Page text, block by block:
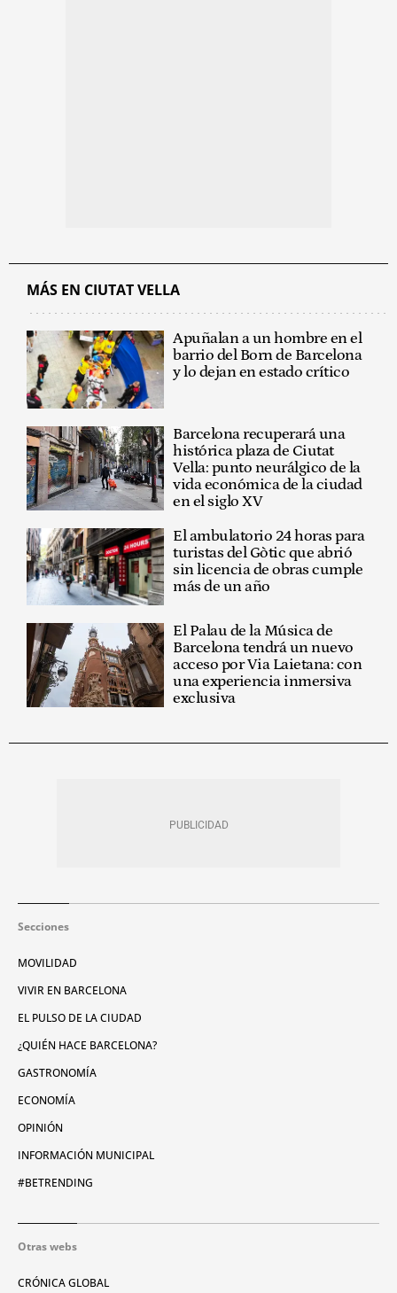
MÁS EN CIUTAT VELLA
Apuñalan a un hombre en el
barrio del Born de Barcelona
y lo dejan en estado crítico
Barcelona recuperará una
histórica plaza de Ciutat
Vella: punto neurálgico de la
vida económica de la ciudad
en el siglo XV
El ambulatorio 24 horas para
turistas del Gòtic que abrió
sin licencia de obras cumple
más de un año
El Palau de la Música de
Barcelona tendrá un nuevo
acceso por Via Laietana: con
una experiencia inmersiva
exclusiva
Secciones
MOVILIDAD
VIVIR EN BARCELONA
EL PULSO DE LA CIUDAD
¿QUIÉN HACE BARCELONA?
GASTRONOMÍA
ECONOMÍA
OPINIÓN
INFORMACIÓN MUNICIPAL
#BETRENDING
Otras webs
CRÓNICA GLOBAL